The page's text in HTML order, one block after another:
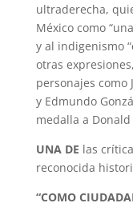
ultraderecha,
México como
y al indigenismo
otras
personajes como
y Edmundo
medalla a
UNA DE las
reconocida
“COMO